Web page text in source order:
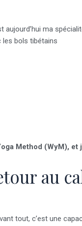
ma
les bols tibétains
Method (WyM),
au
tout, c’est une